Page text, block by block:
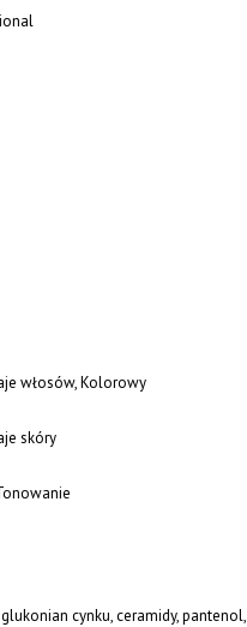
włosów, Kolorowy
skóry
cynku, ceramidy, pantenol,